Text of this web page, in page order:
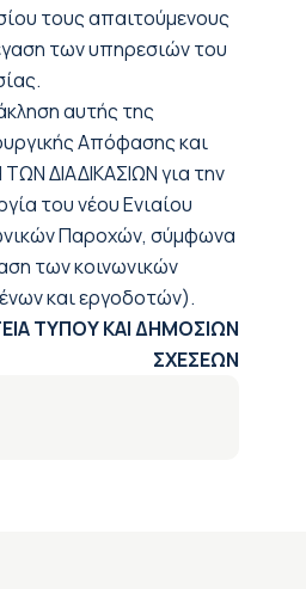
τους απαιτούμενους
των υπηρεσιών του
αυτής της
Απόφασης και
ΔΙΑΔΙΚΑΣΙΩΝ για την
του νέου Ενιαίου
Παροχών, σύμφωνα
των κοινωνικών
και εργοδοτών).
ΤΥΠΟΥ ΚΑΙ ΔΗΜΟΣΙΩΝ
ΣΧΕΣΕΩΝ